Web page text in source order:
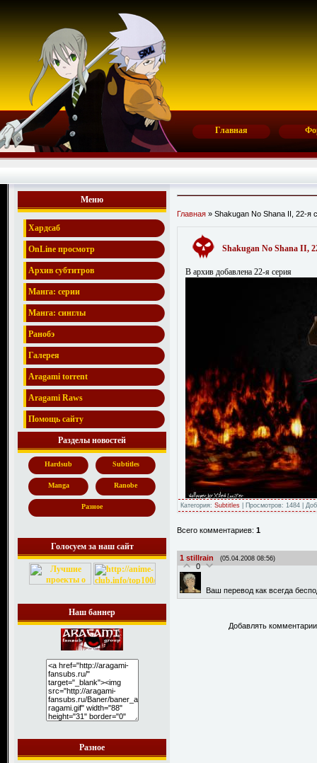
Главная
Меню
Хардсаб
OnLine просмотр
Архив субтитров
Манга: серии
Манга: синглы
Ранобэ
Галерея
Aragami torrent
Aragami Raws
Помощь сайту
Разделы новостей
Hardsub Subtitles
Manga Ranobe
Разное
Голосуем за наш сайт
Наш баннер
Разное
Главная » Shakugan No Shana II, 22-я
Shakugan No Shana II,
В архив добавлена 22-я серия
Категория: Subtitles | Просмотров: 1484 |
Всего комментариев: 1
1 stillrain (05.04.2008 08:56)
0
Ваш перевод как всегда
Добавлять